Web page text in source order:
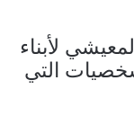
لأبناء
التي